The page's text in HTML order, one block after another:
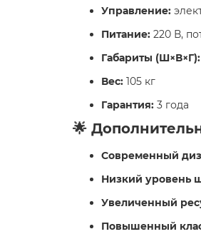
Управление:
Питание: 220 В,
Габариты (Ш×В×Г):
Вес: 105 кг
Гарантия: 3 года
🌟
Современный
Низкий уровень
Увеличенный
Повышенный